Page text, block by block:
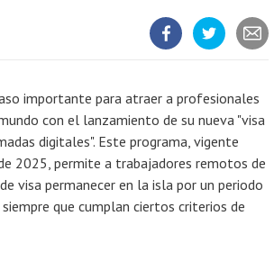
importante para atraer a profesionales
con el lanzamiento de su nueva "visa
digitales". Este programa, vigente
2025, permite a trabajadores remotos de
visa permanecer en la isla por un periodo
que cumplan ciertos criterios de